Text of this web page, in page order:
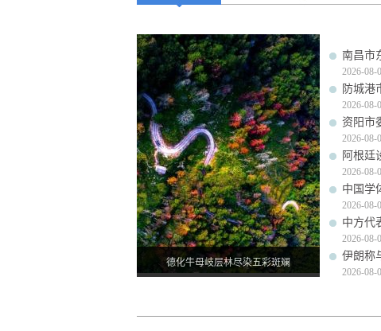
德化牛母岐层林尽染五彩斑斓
南昌市
2026-08-
防城港
2026-08-
资阳市
2026-08-
阿根廷
2026-08-
中国学
2026-08-
中方代
2026-08-
伊朗称
2026-08-